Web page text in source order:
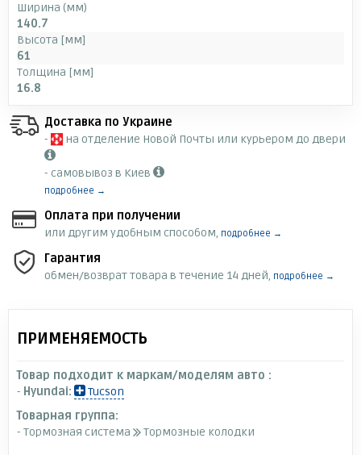
Ширина (мм)
140.7
Высота [мм]
61
Толщина [мм]
16.8
Доставка по Украине
-
на отделение Новой Почты или курьером до двери
- самовывоз в Киев
подробнее →
Оплата при получении
или другим удобным способом, подробнее →
Гарантия
обмен/возврат товара в течение 14 дней, подробнее →
ПРИМЕНЯЕМОСТЬ
Товар подходит к маркам/моделям авто :
- Hyundai:
Tucson
Товарная группа:
- Тормозная система
Тормозные колодки